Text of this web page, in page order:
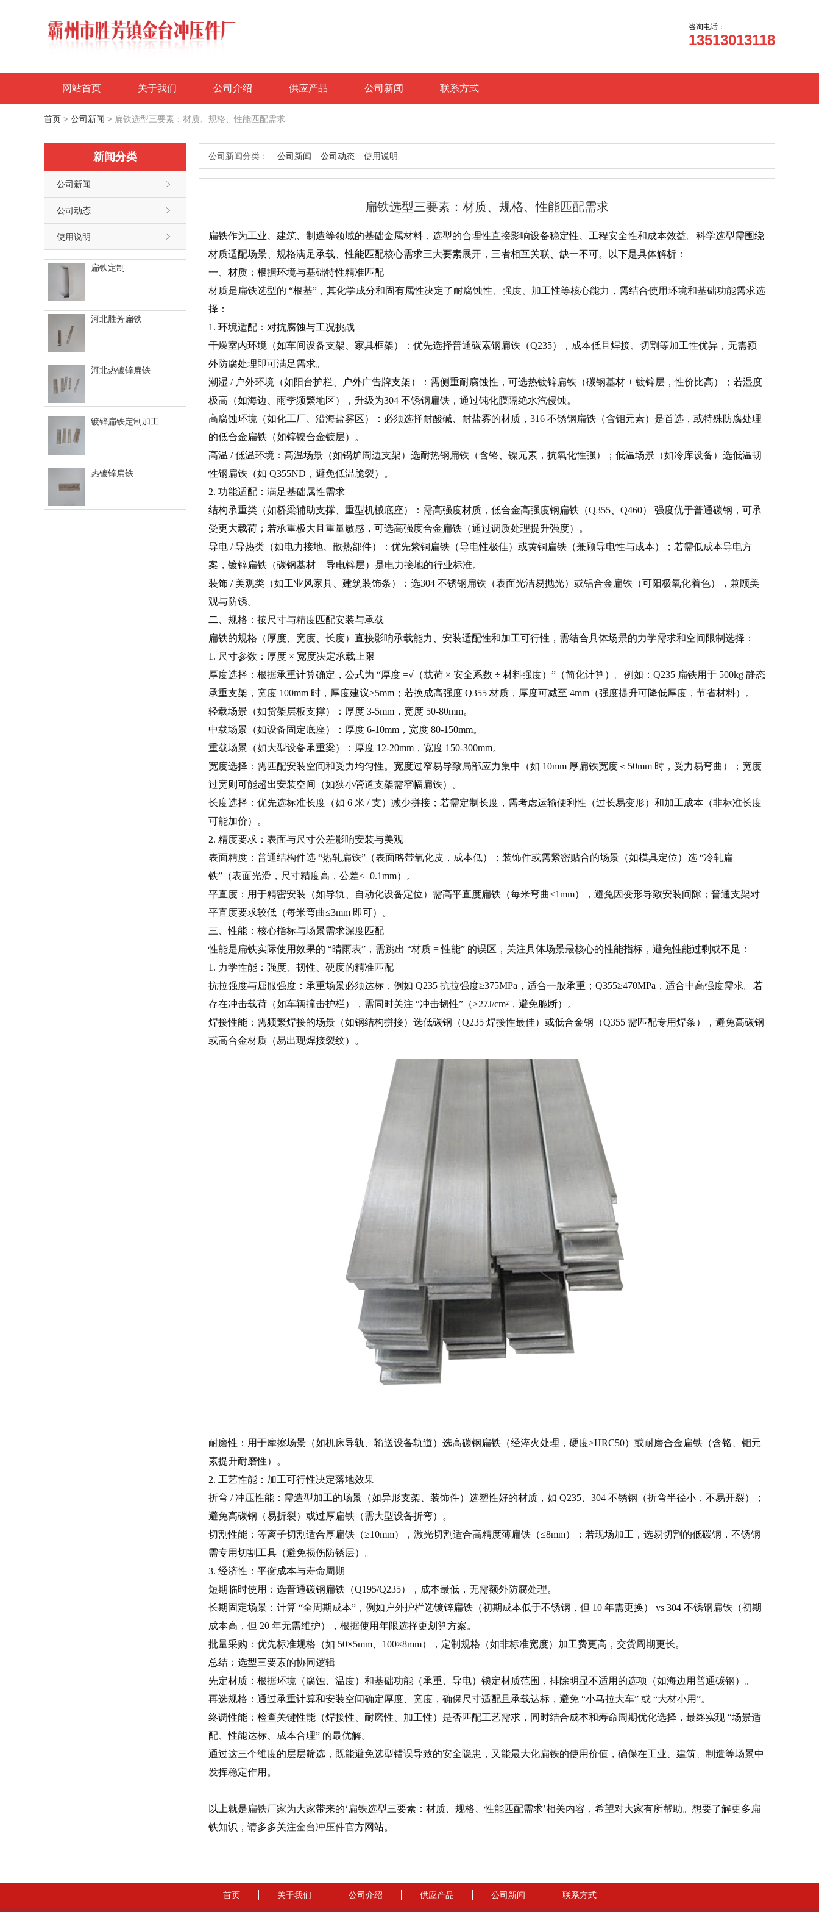
咨询电话：
13513013118
网站首页 关于我们 公司介绍 供应产品 公司新闻 联系方式
首页 > 公司新闻 > 扁铁选型三要素：材质、规格、性能匹配需求
新闻分类
公司新闻 
公司动态 
使用说明 
扁铁定制
河北胜芳扁铁
河北热镀锌扁铁
镀锌扁铁定制加工
热镀锌扁铁
公司新闻分类： 公司新闻 公司动态 使用说明
扁铁选型三要素：材质、规格、性能匹配需求
扁铁作为工业、建筑、制造等领域的基础金属材料，选型的合理性直接影响设备稳定性、工程安全性和成本效益。科学选型需围绕
材质适配场景、规格满足承载、性能匹配核心需求三大要素展开，三者相互关联、缺一不可。以下是具体解析：
一、材质：根据环境与基础特性精准匹配
材质是扁铁选型的 “根基”，其化学成分和固有属性决定了耐腐蚀性、强度、加工性等核心能力，需结合使用环境和基础功能需求选
择：
1. 环境适配：对抗腐蚀与工况挑战
干燥室内环境（如车间设备支架、家具框架）：优先选择普通碳素钢扁铁（Q235），成本低且焊接、切割等加工性优异，无需额
外防腐处理即可满足需求。
潮湿 / 户外环境（如阳台护栏、户外广告牌支架）：需侧重耐腐蚀性，可选热镀锌扁铁（碳钢基材 + 镀锌层，性价比高）；若湿度
极高（如海边、雨季频繁地区），升级为304 不锈钢扁铁，通过钝化膜隔绝水汽侵蚀。
高腐蚀环境（如化工厂、沿海盐雾区）：必须选择耐酸碱、耐盐雾的材质，316 不锈钢扁铁（含钼元素）是首选，或特殊防腐处理
的低合金扁铁（如锌镍合金镀层）。
高温 / 低温环境：高温场景（如锅炉周边支架）选耐热钢扁铁（含铬、镍元素，抗氧化性强）；低温场景（如冷库设备）选低温韧
性钢扁铁（如 Q355ND，避免低温脆裂）。
2. 功能适配：满足基础属性需求
结构承重类（如桥梁辅助支撑、重型机械底座）：需高强度材质，低合金高强度钢扁铁（Q355、Q460） 强度优于普通碳钢，可承
受更大载荷；若承重极大且重量敏感，可选高强度合金扁铁（通过调质处理提升强度）。
导电 / 导热类（如电力接地、散热部件）：优先紫铜扁铁（导电性极佳）或黄铜扁铁（兼顾导电性与成本）；若需低成本导电方
案，镀锌扁铁（碳钢基材 + 导电锌层）是电力接地的行业标准。
装饰 / 美观类（如工业风家具、建筑装饰条）：选304 不锈钢扁铁（表面光洁易抛光）或铝合金扁铁（可阳极氧化着色），兼顾美
观与防锈。
二、规格：按尺寸与精度匹配安装与承载
扁铁的规格（厚度、宽度、长度）直接影响承载能力、安装适配性和加工可行性，需结合具体场景的力学需求和空间限制选择：
1. 尺寸参数：厚度 × 宽度决定承载上限
厚度选择：根据承重计算确定，公式为 “厚度 =√（载荷 × 安全系数 ÷ 材料强度）”（简化计算）。例如：Q235 扁铁用于 500kg 静态
承重支架，宽度 100mm 时，厚度建议≥5mm；若换成高强度 Q355 材质，厚度可减至 4mm（强度提升可降低厚度，节省材料）。
轻载场景（如货架层板支撑）：厚度 3-5mm，宽度 50-80mm。
中载场景（如设备固定底座）：厚度 6-10mm，宽度 80-150mm。
重载场景（如大型设备承重梁）：厚度 12-20mm，宽度 150-300mm。
宽度选择：需匹配安装空间和受力均匀性。宽度过窄易导致局部应力集中（如 10mm 厚扁铁宽度＜50mm 时，受力易弯曲）；宽度
过宽则可能超出安装空间（如狭小管道支架需窄幅扁铁）。
长度选择：优先选标准长度（如 6 米 / 支）减少拼接；若需定制长度，需考虑运输便利性（过长易变形）和加工成本（非标准长度
可能加价）。
2. 精度要求：表面与尺寸公差影响安装与美观
表面精度：普通结构件选 “热轧扁铁”（表面略带氧化皮，成本低）；装饰件或需紧密贴合的场景（如模具定位）选 “冷轧扁
铁”（表面光滑，尺寸精度高，公差≤±0.1mm）。
平直度：用于精密安装（如导轨、自动化设备定位）需高平直度扁铁（每米弯曲≤1mm），避免因变形导致安装间隙；普通支架对
平直度要求较低（每米弯曲≤3mm 即可）。
三、性能：核心指标与场景需求深度匹配
性能是扁铁实际使用效果的 “晴雨表”，需跳出 “材质 = 性能” 的误区，关注具体场景最核心的性能指标，避免性能过剩或不足：
1. 力学性能：强度、韧性、硬度的精准匹配
抗拉强度与屈服强度：承重场景必须达标，例如 Q235 抗拉强度≥375MPa，适合一般承重；Q355≥470MPa，适合中高强度需求。若
存在冲击载荷（如车辆撞击护栏），需同时关注 “冲击韧性”（≥27J/cm²，避免脆断）。
焊接性能：需频繁焊接的场景（如钢结构拼接）选低碳钢（Q235 焊接性最佳）或低合金钢（Q355 需匹配专用焊条），避免高碳钢
或高合金材质（易出现焊接裂纹）。
耐磨性：用于摩擦场景（如机床导轨、输送设备轨道）选高碳钢扁铁（经淬火处理，硬度≥HRC50）或耐磨合金扁铁（含铬、钼元
素提升耐磨性）。
2. 工艺性能：加工可行性决定落地效果
折弯 / 冲压性能：需造型加工的场景（如异形支架、装饰件）选塑性好的材质，如 Q235、304 不锈钢（折弯半径小，不易开裂）；
避免高碳钢（易折裂）或过厚扁铁（需大型设备折弯）。
切割性能：等离子切割适合厚扁铁（≥10mm），激光切割适合高精度薄扁铁（≤8mm）；若现场加工，选易切割的低碳钢，不锈钢
需专用切割工具（避免损伤防锈层）。
3. 经济性：平衡成本与寿命周期
短期临时使用：选普通碳钢扁铁（Q195/Q235），成本最低，无需额外防腐处理。
长期固定场景：计算 “全周期成本”，例如户外护栏选镀锌扁铁（初期成本低于不锈钢，但 10 年需更换） vs 304 不锈钢扁铁（初期
成本高，但 20 年无需维护），根据使用年限选择更划算方案。
批量采购：优先标准规格（如 50×5mm、100×8mm），定制规格（如非标准宽度）加工费更高，交货周期更长。
总结：选型三要素的协同逻辑
先定材质：根据环境（腐蚀、温度）和基础功能（承重、导电）锁定材质范围，排除明显不适用的选项（如海边用普通碳钢）。
再选规格：通过承重计算和安装空间确定厚度、宽度，确保尺寸适配且承载达标，避免 “小马拉大车” 或 “大材小用”。
终调性能：检查关键性能（焊接性、耐磨性、加工性）是否匹配工艺需求，同时结合成本和寿命周期优化选择，最终实现 “场景适
配、性能达标、成本合理” 的最优解。
通过这三个维度的层层筛选，既能避免选型错误导致的安全隐患，又能最大化扁铁的使用价值，确保在工业、建筑、制造等场景中
发挥稳定作用。
以上就是扁铁厂家为大家带来的‘扁铁选型三要素：材质、规格、性能匹配需求’相关内容，希望对大家有所帮助。想要了解更多扁
铁知识，请多多关注金台冲压件官方网站。
首页 关于我们 公司介绍 供应产品 公司新闻 联系方式